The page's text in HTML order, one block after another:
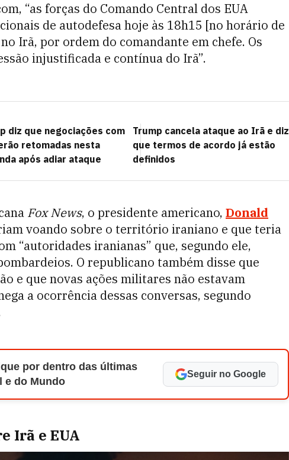
“as forças do Comando Central dos EUA
de autodefesa hoje às 18h15 [no horário de
Irã, por ordem do comandante em chefe. Os
injustificada e contínua do Irã”.
diz que negociações com
retomadas nesta
após adiar ataque
Trump cancela ataque ao Irã e diz
que termos de acordo já estão
definidos
Fox News, o presidente americano, Donald
voando sobre o território iraniano e que teria
“autoridades iranianas” que, segundo ele,
O republicano também disse que
e que novas ações militares não estavam
a ocorrência dessas conversas, segundo
por dentro das últimas
e do Mundo
Seguir no Google
Irã e EUA